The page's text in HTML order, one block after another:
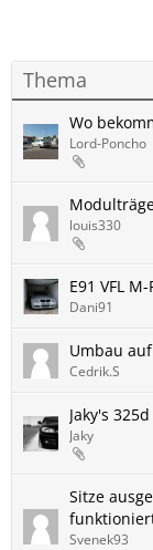
Thema
Wo
Lord-Poncho
louis330
E91 VFL
Dani91
Umbau
Cedrik.S
Jaky's
Jaky
Sitze
Svenek93